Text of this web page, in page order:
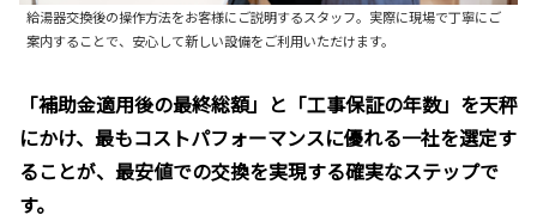
給湯器交換後の操作方法をお客様にご説明するスタッフ。実際に現場で丁寧にご
案内することで、安心して新しい設備をご利用いただけます。
「補助金適用後の最終総額」と「工事保証の年数」を天秤
にかけ、最もコストパフォーマンスに優れる一社を選定す
ることが、最安値での交換を実現する確実なステップで
す。